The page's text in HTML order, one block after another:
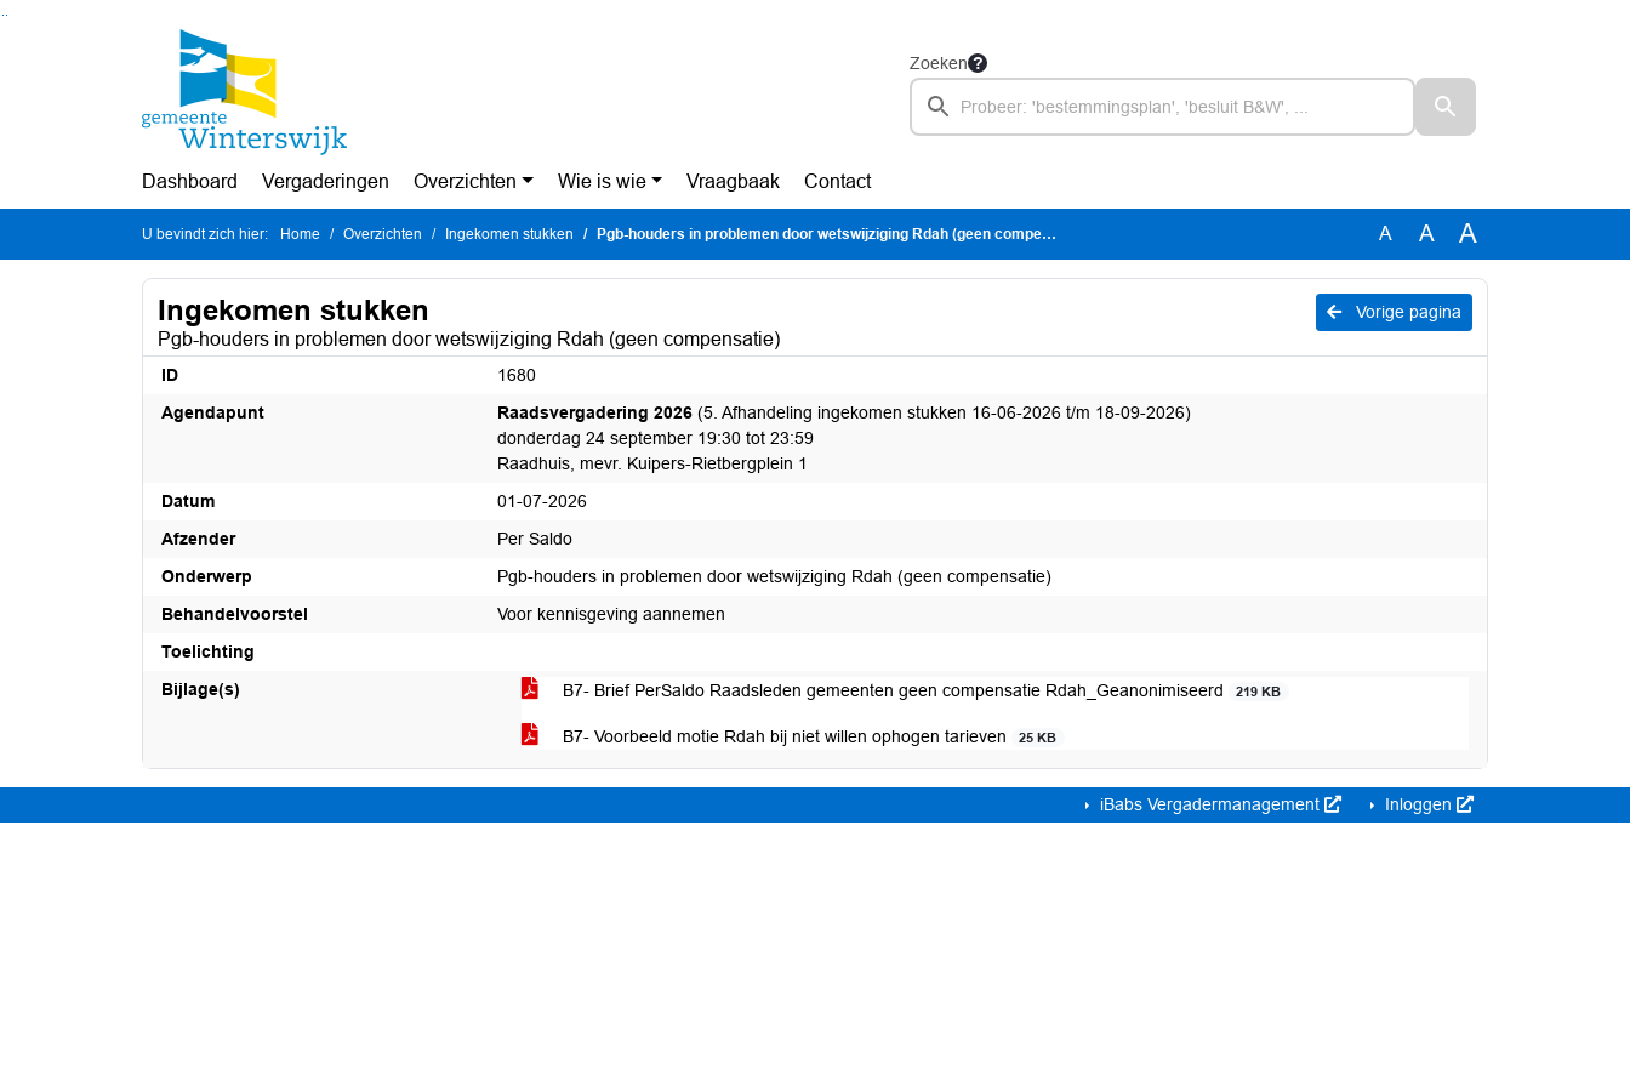
Ga naar de inhoud van deze pagina
Zoeken
Dashboard Vergaderingen Overzichten Wie is wie Vraagbaak Contact
U bevindt zich hier: Home Overzichten Ingekomen stukken Pgb-houders in problemen door wetswijziging Rdah (geen compensatie) A A A
Vorige pagina
Ingekomen stukken
Pgb-houders in problemen door wetswijziging Rdah (geen compensatie)
ID
1680
Agendapunt
Raadsvergadering 2026 (5. Afhandeling ingekomen stukken 16-06-2026 t/m 18-09-2026)
donderdag 24 september 19:30 tot 23:59
Raadhuis, mevr. Kuipers-Rietbergplein 1
Datum
01-07-2026
Afzender
Per Saldo
Onderwerp
Pgb-houders in problemen door wetswijziging Rdah (geen compensatie)
Behandelvoorstel
Voor kennisgeving aannemen
Toelichting
Bijlage(s)
B7- Brief PerSaldo Raadsleden gemeenten geen compensatie Rdah_Geanonimiseerd 219 KB
B7- Voorbeeld motie Rdah bij niet willen ophogen tarieven 25 KB
iBabs Vergadermanagement Inloggen